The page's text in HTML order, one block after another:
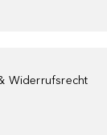
Widerrufsrecht